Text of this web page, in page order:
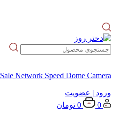
Sale Network Speed Dome Camera
ورود | عضویت
0
0 تومان